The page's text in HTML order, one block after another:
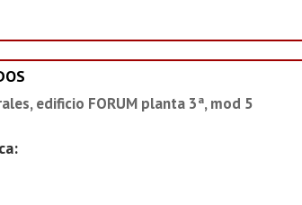
edificio FORUM planta 3ª, mod 5